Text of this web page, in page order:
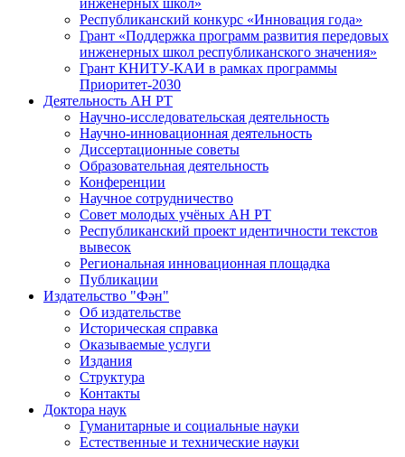
Республиканский конкурс «Инновация года»
Грант «Поддержка программ развития передовых
инженерных школ республиканского значения»
Грант КНИТУ-КАИ в рамках программы
Приоритет-2030
Деятельность АН РТ
Научно-исследовательская деятельность
Научно-инновационная деятельность
Диссертационные советы
Образовательная деятельность
Конференции
Научное сотрудничество
Совет молодых учёных АН РТ
Республиканский проект идентичности текстов
вывесок
Региональная инновационная площадка
Публикации
Издательство "Фән"
Об издательстве
Историческая справка
Оказываемые услуги
Издания
Структура
Контакты
Доктора наук
Гуманитарные и социальные науки
Естественные и технические науки